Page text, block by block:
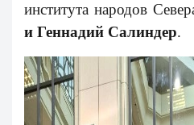
института народов
и Геннадий Салиндер.